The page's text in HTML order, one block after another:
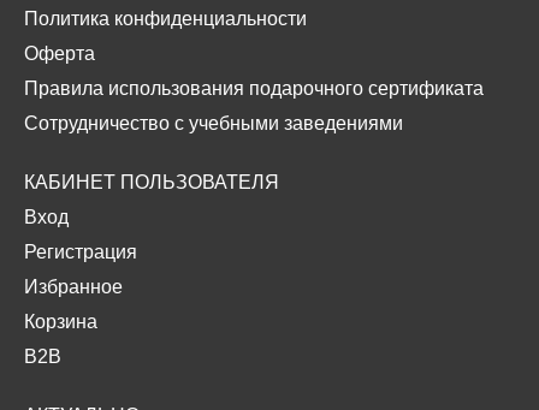
Политика конфиденциальности
Оферта
Правила использования подарочного сертификата
Сотрудничество с учебными заведениями
КАБИНЕТ ПОЛЬЗОВАТЕЛЯ
Вход
Регистрация
Избранное
Корзина
B2B